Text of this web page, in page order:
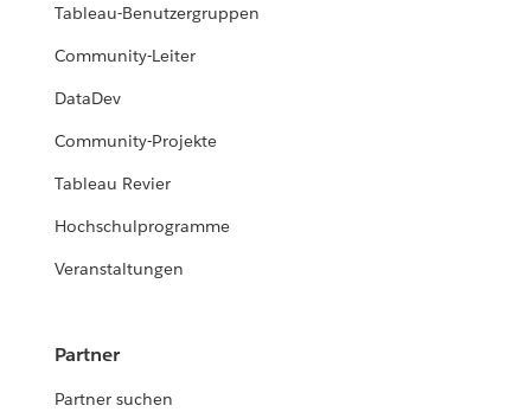
Tableau-Benutzergruppen
Community-Leiter
DataDev
Community-Projekte
Tableau Revier
Hochschulprogramme
Veranstaltungen
Partner
Partner suchen